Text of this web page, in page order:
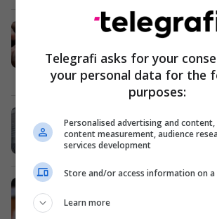
I dënuar për
dënuari për shtatë
i kërkuar për katër
Kronika e Zezë 17/10/
Aktakuzë ndaj një
për keqpërdorim të
Drejtësi 10/10/2025
zbulohet skema e
Telegrafi asks for your
your personal data for the
purposes:
Personalised advertising and
content measurement, audience
services development
Store and/or access information on a
Learn more